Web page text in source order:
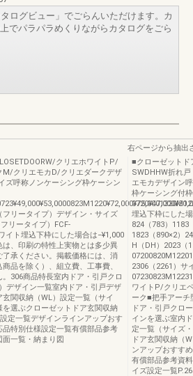
ログビュー」でごらんいただけます。カ
でパラパラめくりながらカタログをごら
クリエホワイトP/
M/クリエモカD/クリエダークデザ
ズ呼称ノンケーシング枠ケーシン
リータイプ）デザイン・サイズ
リータイプ）FCF-
イト埋込下枠にした場合は−¥1,000
、印刷の特性上実物とは多少異
承ください。掲載価格には、消
品を除く）、組立費、工事費、
306商品特長室内ドア・引戸クロ
デザイン一覧室内ドア・引戸デザ
関収納（WL）設定一覧（サイ
選ぶクローゼットドア玄関収納
定一覧デザインラインアップおす
特別仕様設定一覧有償部品参考
一覧・納まり図
右ページから抽出
■クローゼット
SWDHHW折れ
エモカデザイン
枠ケーシング付枠
埋込下枠にした
824（783）1183
1823（890×2）
H（DH）2023（
2306（2261）サ
ワイトP/クリエ
ーク■把手アーチ
ドア・引戸クロ
インを選ぶ室内
定一覧（サイズ
ドア玄関収納（
ンアップおすす
有償部品参考資
イズ設定一覧